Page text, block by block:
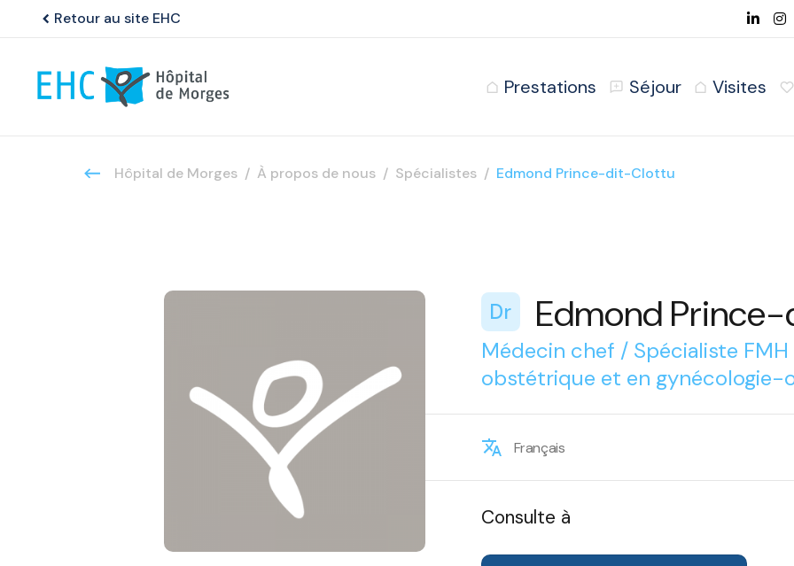
chevron_left Retour au site EHC
Prestations Séjour Visites
Hôpital de Morges À propos de nous Spécialistes Edmond Prince-dit-Clottu
Dr Edmond
Médecin chef / Spécialiste
obstétrique et en
Français
Consulte à